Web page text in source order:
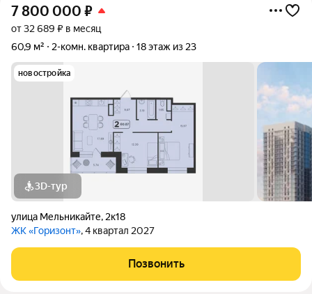
7 800 000 ₽
от 32 689 ₽ в месяц
60,9 м²
2-комн. квартира 18 этаж из 23
новостройка
3D-тур
улица Мельникайте, 2к18
ЖК «Горизонт», 4 квартал 2027
Позвонить